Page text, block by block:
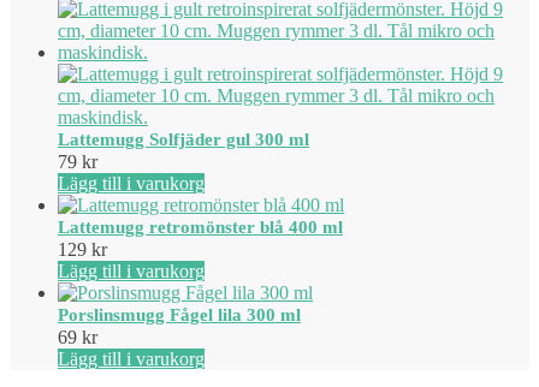
Lattemugg Solfjäder gul 300 ml
79 kr
Lägg till i varukorg
Lattemugg retromönster blå 400 ml
129 kr
Lägg till i varukorg
Porslinsmugg Fågel lila 300 ml
69 kr
Lägg till i varukorg